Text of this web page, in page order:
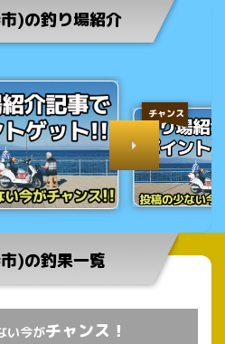
)の釣り場紹介
チャンス
)の釣果一覧
い今がチャンス！